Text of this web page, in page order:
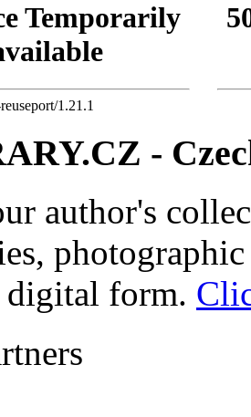
Temporarily
1.21.1
-
author's
form.